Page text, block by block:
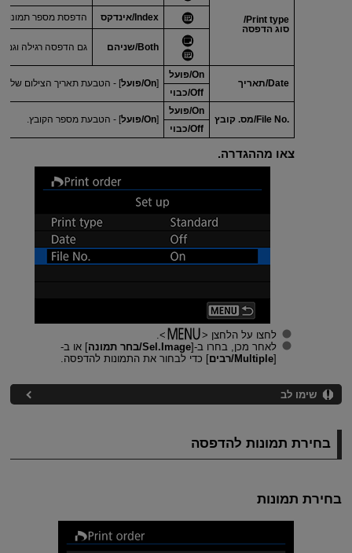
Print type/
סוג הדפסה
Index/אינדקס הדפסת מספר תמונות
Both/שניהם גם הדפסה רגילה וגם
Date/תאריך
On/פועל
[On/פועל
] - הטבעת תאריך הצילום של
Off/כבוי
File No.
/מס. קובץ
On/פועל
[On/פועל
] - הטבעת מספר הקובץ.
Off/כבוי
צאו מההגדרה.
לחצו על הלחצן
.
לאחר מכן, בחרו ב-[Sel.Image/בחר תמונה
] או ב-
[Multiple/רבים ] כדי לבחור את התמונות להדפסה.
שימו לב
בחירת תמונות להדפסה
בחירת תמונות